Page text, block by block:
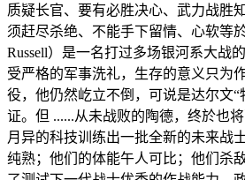
质疑长官、要有必胜决心、武力战胜
须赶尽杀绝、不能手下留情、心软等
Russell）是一名打过多场银河系大战
受严格的军事洗礼，生存的意义只为
役，他仍然屹立不倒，可说是达尔文“
证。但 ......从未战败的陶德，终於也
月异的科技训练出一批全新的未来战
纯熟；他们的体能午人可比；他们杀